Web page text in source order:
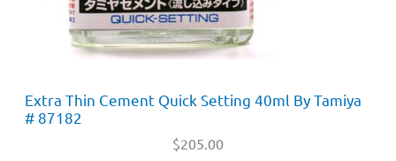
Extra Thin Cement Quick Setting 40ml By Tamiya
# 87182
$205.00